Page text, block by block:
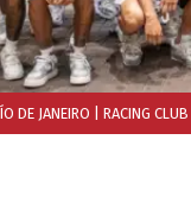
DE JANEIRO | RACING CLUB